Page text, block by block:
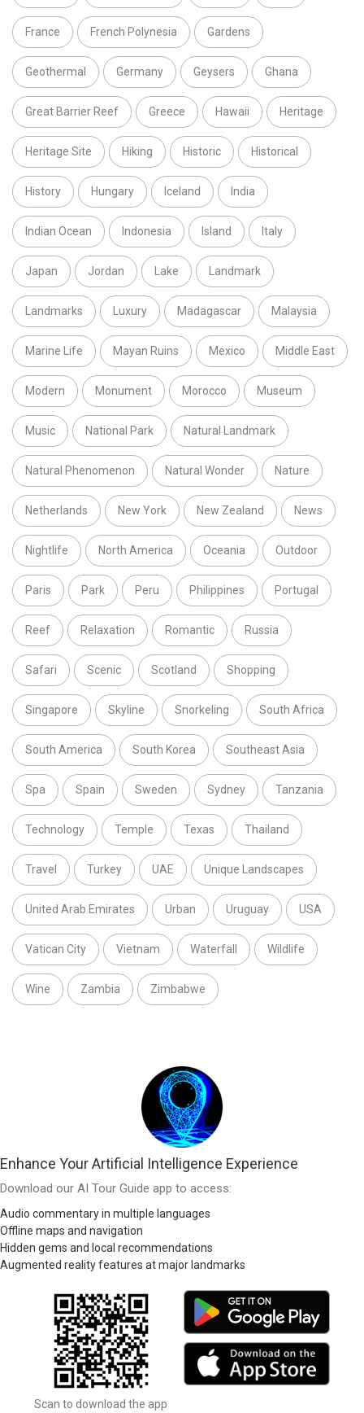
France French Polynesia Gardens
Geothermal Germany Geysers Ghana
Great Barrier Reef Greece Hawaii Heritage
Heritage Site Hiking Historic Historical
History Hungary Iceland India
Indian Ocean Indonesia Island Italy
Japan Jordan Lake Landmark
Landmarks Luxury Madagascar Malaysia
Marine Life Mayan Ruins Mexico Middle East
Modern Monument Morocco Museum
Music National Park Natural Landmark
Natural Phenomenon Natural Wonder Nature
Netherlands New York New Zealand News
Nightlife North America Oceania Outdoor
Paris Park Peru Philippines Portugal
Reef Relaxation Romantic Russia
Safari Scenic Scotland Shopping
Singapore Skyline Snorkeling South Africa
South America South Korea Southeast Asia
Spa Spain Sweden Sydney Tanzania
Technology Temple Texas Thailand
Travel Turkey UAE Unique Landscapes
United Arab Emirates Urban Uruguay USA
Vatican City Vietnam Waterfall Wildlife
Wine Zambia Zimbabwe
Enhance Your Artificial Intelligence Experience
Download our AI Tour Guide app to access:
Audio commentary in multiple languages
Offline maps and navigation
Hidden gems and local recommendations
Augmented reality features at major landmarks
Scan to download the app